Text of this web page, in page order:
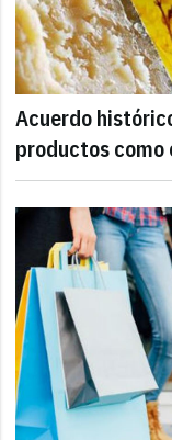
Acuerdo
productos como